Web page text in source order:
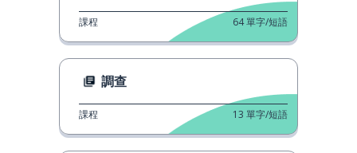
課程 64單字/短語
調查
課程 13 單字/短語